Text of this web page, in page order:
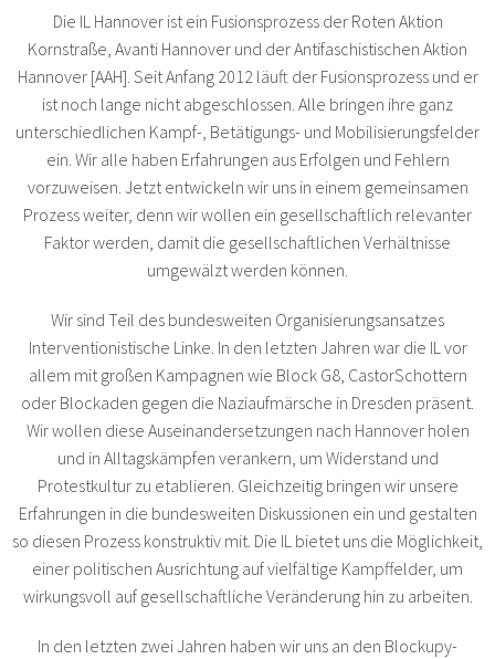
Die IL Hannover ist ein Fusionsprozess der Roten Aktion
Kornstraße, Avanti Hannover und der Antifaschistischen Aktion
Hannover [AAH]. Seit Anfang 2012 läuft der Fusionsprozess und er
ist noch lange nicht abgeschlossen. Alle bringen ihre ganz
unterschiedlichen Kampf-, Betätigungs- und Mobilisierungsfelder
ein. Wir alle haben Erfahrungen aus Erfolgen und Fehlern
vorzuweisen. Jetzt entwickeln wir uns in einem gemeinsamen
Prozess weiter, denn wir wollen ein gesellschaftlich relevanter
Faktor werden, damit die gesellschaftlichen Verhältnisse
umgewälzt werden können.
Wir sind Teil des bundesweiten Organisierungsansatzes
Interventionistische Linke. In den letzten Jahren war die IL vor
allem mit großen Kampagnen wie Block G8, CastorSchottern
oder Blockaden gegen die Naziaufmärsche in Dresden präsent.
Wir wollen diese Auseinandersetzungen nach Hannover holen
und in Alltagskämpfen verankern, um Widerstand und
Protestkultur zu etablieren. Gleichzeitig bringen wir unsere
Erfahrungen in die bundesweiten Diskussionen ein und gestalten
so diesen Prozess konstruktiv mit. Die IL bietet uns die Möglichkeit,
einer politischen Ausrichtung auf vielfältige Kampffelder, um
wirkungsvoll auf gesellschaftliche Veränderung hin zu arbeiten.
In den letzten zwei Jahren haben wir uns an den Blockupy-